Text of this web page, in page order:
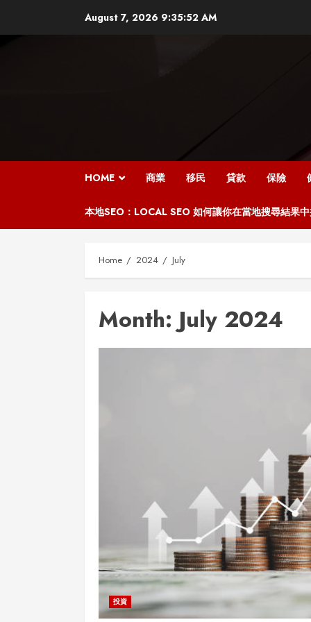
August 7, 2026 9:35:54 AM
HOME 商業 移民 貸款 保險
本地SEO：LOCAL SEO 如何讓你在當地搜尋結果
Home 2024 July
Month: July 2024
投資